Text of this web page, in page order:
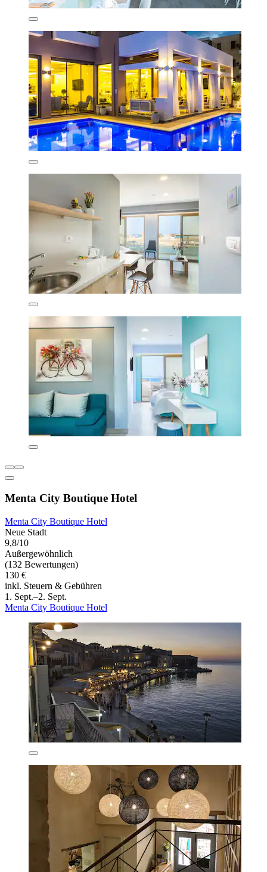
Menta City Boutique Hotel
Menta City Boutique Hotel
Neue Stadt
9,8/10
Außergewöhnlich
(132 Bewertungen)
130 €
inkl. Steuern & Gebühren
1. Sept.–2. Sept.
Menta City Boutique Hotel